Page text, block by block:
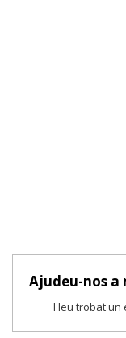
Ajudeu-nos
Heu trobat un